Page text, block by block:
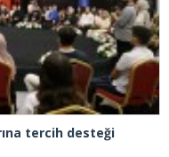
tercih desteği